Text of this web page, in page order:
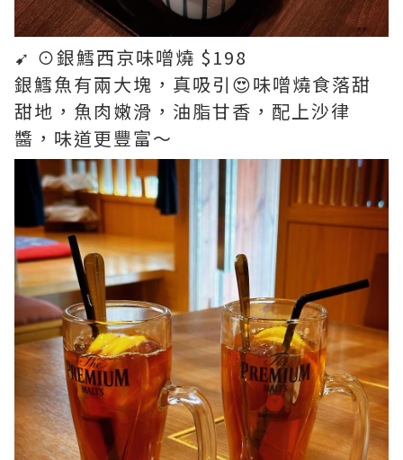
➹ ⊙銀鱈西京味噌燒 $198
銀鱈魚有兩大塊，真吸引😍味噌燒食落甜
甜地，魚肉嫩滑，油脂甘香，配上沙律
醬，味道更豐富～